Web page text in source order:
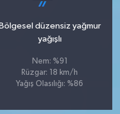
Bölgesel düzensiz yağmur
yağışlı
Nem: %91
Rüzgar: 18 km/h
Yağış Olasılığı: %86